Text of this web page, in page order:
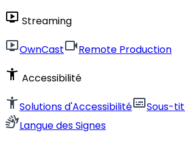
live_tv Streaming
live_tvOwnCastvideocamRemote Production
accessibility_new Accessibilité
accessibility_newSolutions d'AccessibilitésubtitlesSous-
sign_languageLangue des Signes